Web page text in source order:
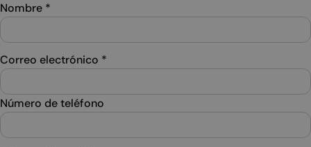
Nombre *
Correo electrónico *
Número de teléfono